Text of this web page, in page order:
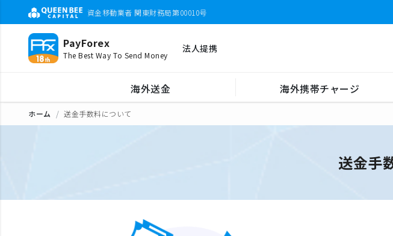
資金移動業者 関東財務局第00010号
PayForex
The Best Way To Send Money
法人提携
海外送金 海外携帯チャージ
ホーム 送金手数料について
送金手